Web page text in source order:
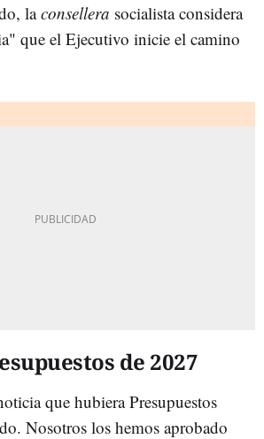
laconsellera socialista considera
que el Ejecutivo inicie el camino
de 2027
que hubiera Presupuestos
Nosotros los hemos aprobado